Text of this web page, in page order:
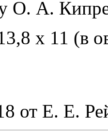
О. А.
х 11 (в
от Е. Е.